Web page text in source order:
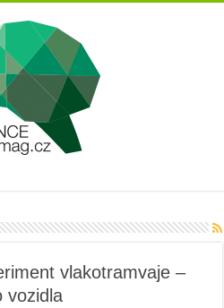
vlakotramvaje –
vozidla